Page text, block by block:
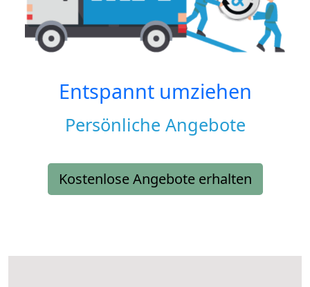
Entspannt umziehen
Persönliche Angebote
Kostenlose Angebote erhalten